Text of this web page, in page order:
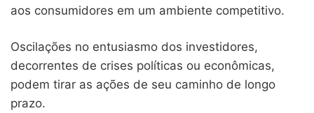
aos consumidores em um ambiente competitivo.
Oscilações no entusiasmo dos investidores,
decorrentes de crises políticas ou econômicas,
podem tirar as ações de seu caminho de longo
prazo.